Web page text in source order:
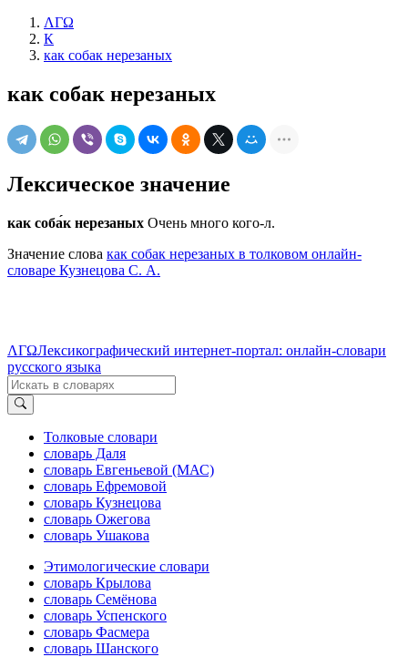
ΛΓΩ
К
как собак нерезаных
как собак нерезаных
Лексическое значение
как соба́к нерезаных Очень много кого-л.
Значение слова как собак нерезаных в толковом онлайн-
словаре Кузнецова С. А.
ΛΓΩЛексикографический интернет-портал: онлайн-словари
русского языка
Толковые словари
словарь Даля
словарь Евгеньевой (МАС)
словарь Ефремовой
словарь Кузнецова
словарь Ожегова
словарь Ушакова
Этимологические словари
словарь Крылова
словарь Семёнова
словарь Успенского
словарь Фасмера
словарь Шанского